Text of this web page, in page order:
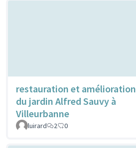
restauration et amélioration
du jardin Alfred Sauvy à
Villeurbanne
luirard 2 0